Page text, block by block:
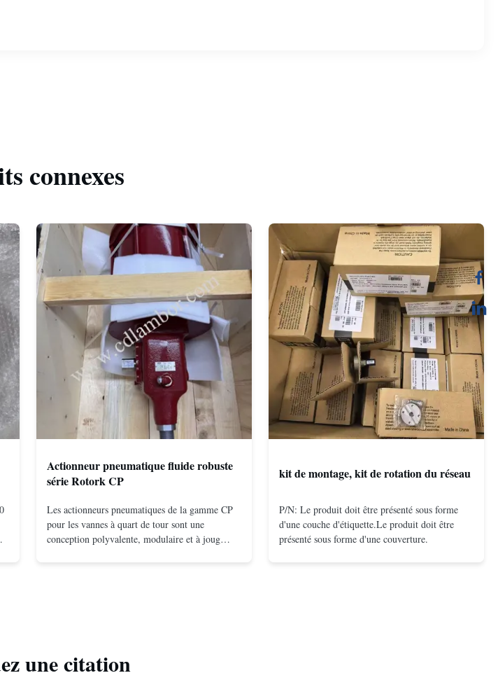
connexes
Actionneur pneumatique fluide robuste
série Rotork CP
Les actionneurs pneumatiques de la gamme CP
pour les vannes à quart de tour sont une
conception polyvalente, modulaire et à joug
kit de montage, kit de rotation du réseau
P/N: Le produit doit être présenté sous forme
d'une couche d'étiquette.Le produit doit être
présenté sous forme d'une couverture.
une citation